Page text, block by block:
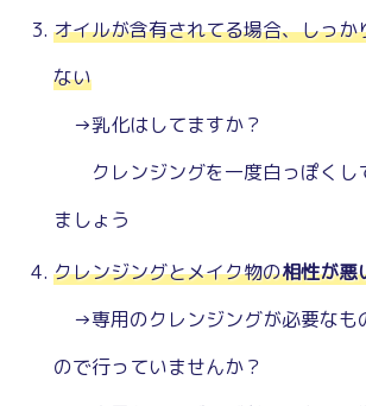
オイルが含有されてる場合、しっか
ない
→乳化はしてますか？
クレンジングを一度白っぽくし
ましょう
クレンジングとメイク物の相性が悪
→専用のクレンジングが必要なも
ので行っていませんか？